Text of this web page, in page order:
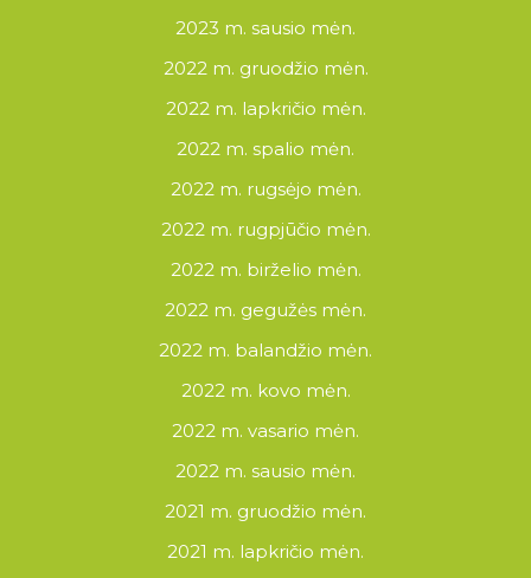
2023 m. sausio mėn.
2022 m. gruodžio mėn.
2022 m. lapkričio mėn.
2022 m. spalio mėn.
2022 m. rugsėjo mėn.
2022 m. rugpjūčio mėn.
2022 m. birželio mėn.
2022 m. gegužės mėn.
2022 m. balandžio mėn.
2022 m. kovo mėn.
2022 m. vasario mėn.
2022 m. sausio mėn.
2021 m. gruodžio mėn.
2021 m. lapkričio mėn.